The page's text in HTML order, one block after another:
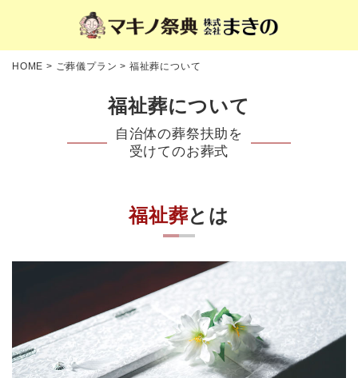
HOME > ご葬儀プラン > 福祉葬について
福祉葬について
自治体の葬祭扶助を
受けてのお葬式
福祉葬とは